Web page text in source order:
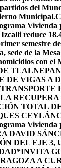
del
Municipal.
Vivienda
reduce
semestre
sede de la
con el
DE VIGAS A
RECUPERA
TOTAL
CEYLÁN
Vivienda
DAVID
DEL EJE 3,
*INVITA
A